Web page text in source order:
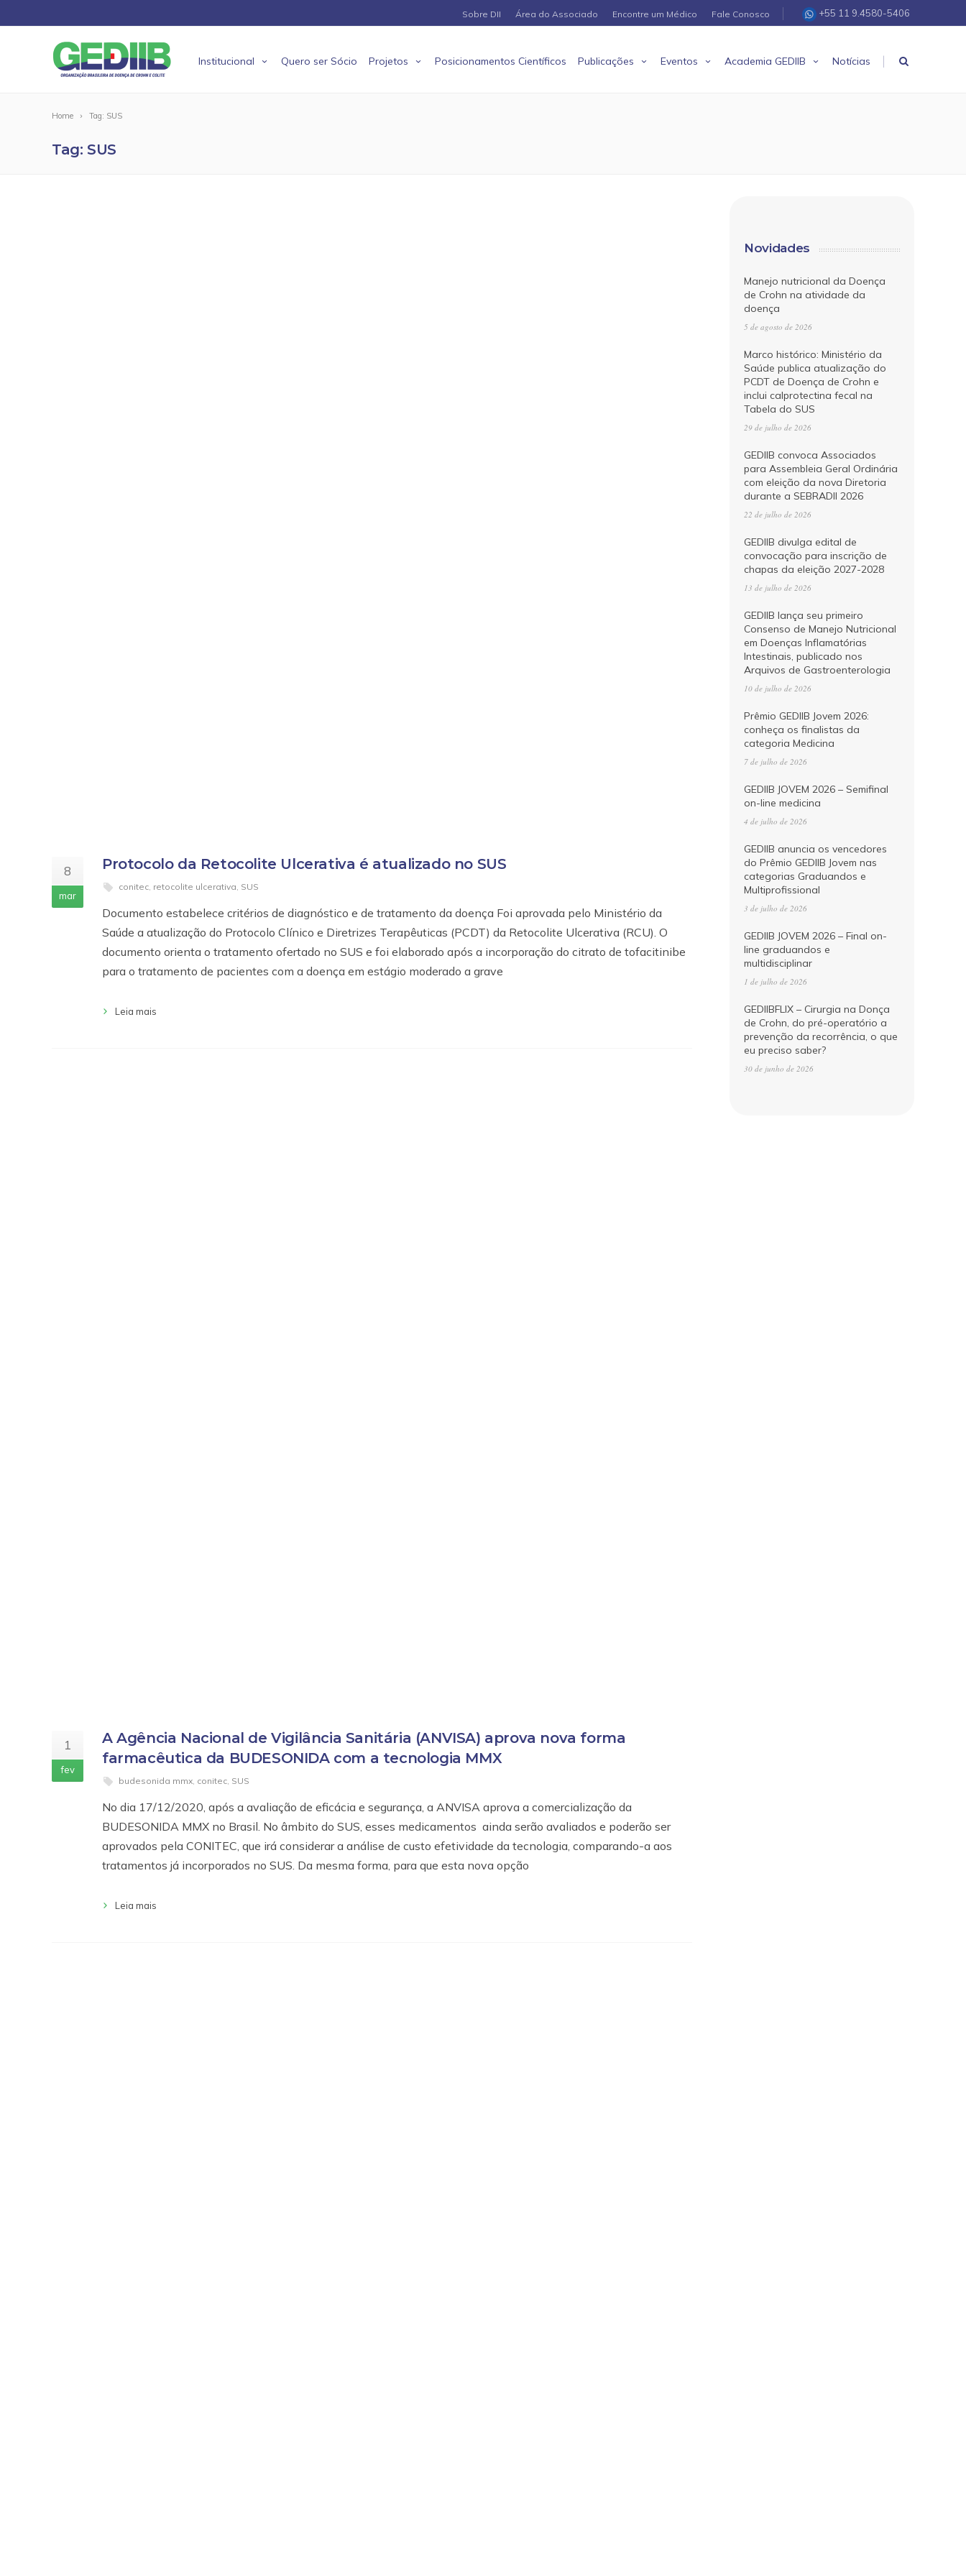
+55 11 9.4580-5406
Sobre DII Área do Associado Encontre um Médico Fale Conosco
Institucional Quero ser Sócio Projetos Posicionamentos Científicos Publicações Eventos Academia GEDIIB Notícias |
Home Tag: SUS
Tag: SUS
8
mar
Protocolo da Retocolite Ulcerativa é atualizado no SUS
conitec, retocolite ulcerativa, SUS
Documento estabelece critérios de diagnóstico e de tratamento da doença Foi aprovada pelo Ministério da
Saúde a atualização do Protocolo Clínico e Diretrizes Terapêuticas (PCDT) da Retocolite Ulcerativa (RCU). O
documento orienta o tratamento ofertado no SUS e foi elaborado após a incorporação do citrato de tofacitinibe
para o tratamento de pacientes com a doença em estágio moderado a grave
Leia mais
1
fev
A Agência Nacional de Vigilância Sanitária (ANVISA) aprova nova forma
farmacêutica da BUDESONIDA com a tecnologia MMX
budesonida mmx, conitec, SUS
No dia 17/12/2020, após a avaliação de eficácia e segurança, a ANVISA aprova a comercialização da
BUDESONIDA MMX no Brasil. No âmbito do SUS, esses medicamentos ainda serão avaliados e poderão ser
aprovados pela CONITEC, que irá considerar a análise de custo efetividade da tecnologia, comparando-a aos
tratamentos já incorporados no SUS. Da mesma forma, para que esta nova opção
Leia mais
Novidades
Manejo nutricional da Doença
de Crohn na atividade da
doença
5 de agosto de 2026
Marco histórico: Ministério da
Saúde publica atualização do
PCDT de Doença de Crohn e
inclui calprotectina fecal na
Tabela do SUS
29 de julho de 2026
GEDIIB convoca Associados
para Assembleia Geral Ordinária
com eleição da nova Diretoria
durante a SEBRADII 2026
22 de julho de 2026
GEDIIB divulga edital de
convocação para inscrição de
chapas da eleição 2027-2028
13 de julho de 2026
GEDIIB lança seu primeiro
Consenso de Manejo Nutricional
em Doenças Inflamatórias
Intestinais, publicado nos
Arquivos de Gastroenterologia
10 de julho de 2026
Prêmio GEDIIB Jovem 2026:
conheça os finalistas da
categoria Medicina
7 de julho de 2026
GEDIIB JOVEM 2026 – Semifinal
on-line medicina
4 de julho de 2026
GEDIIB anuncia os vencedores
do Prêmio GEDIIB Jovem nas
categorias Graduandos e
Multiprofissional
3 de julho de 2026
GEDIIB JOVEM 2026 – Final on-
line graduandos e
multidisciplinar
1 de julho de 2026
GEDIIBFLIX – Cirurgia na Donça
de Crohn, do pré-operatório a
prevenção da recorrência, o que
eu preciso saber?
30 de junho de 2026